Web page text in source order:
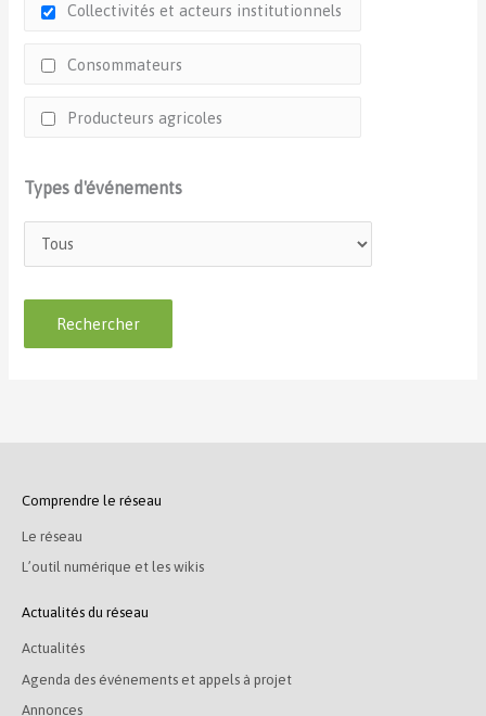
Collectivités et acteurs institutionnels
Consommateurs
Producteurs agricoles
Types d'événements
Comprendre le réseau
Le réseau
L’outil numérique et les wikis
Actualités du réseau
Actualités
Agenda des événements et appels à projet
Annonces